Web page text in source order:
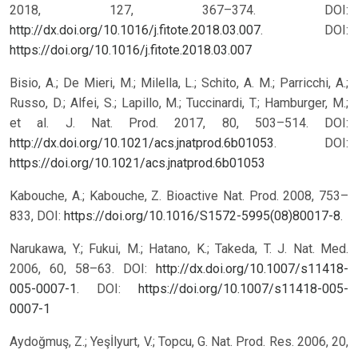
2018, 127, 367–374. DOI:
http://dx.doi.org/10.1016/j.fitote.2018.03.007. DOI:
https://doi.org/10.1016/j.fitote.2018.03.007
Bisio, A.; De Mieri, M.; Milella, L.; Schito, A. M.; Parricchi, A.;
Russo, D.; Alfei, S.; Lapillo, M.; Tuccinardi, T.; Hamburger, M.;
et al. J. Nat. Prod. 2017, 80, 503–514. DOI:
http://dx.doi.org/10.1021/acs.jnatprod.6b01053. DOI:
https://doi.org/10.1021/acs.jnatprod.6b01053
Kabouche, A.; Kabouche, Z. Bioactive Nat. Prod. 2008, 753–
833, DOI: https://doi.org/10.1016/S1572-5995(08)80017-8.
Narukawa, Y.; Fukui, M.; Hatano, K.; Takeda, T. J. Nat. Med.
2006, 60, 58–63. DOI: http://dx.doi.org/10.1007/s11418-
005-0007-1. DOI: https://doi.org/10.1007/s11418-005-
0007-1
Aydoğmuş, Z.; Yeşİlyurt, V.; Topcu, G. Nat. Prod. Res. 2006, 20,